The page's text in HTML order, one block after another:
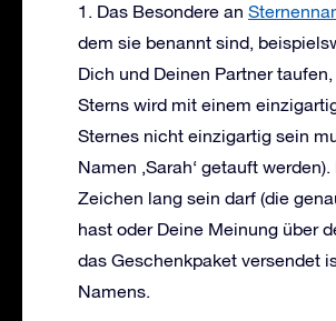
1. Das Besondere an
dem sie benannt sind,
Dich und Deinen Partner
Sterns wird mit einem
Sternes nicht einzigartig sein
Namen ‚Sarah‘ getauft
Zeichen lang sein darf (die
hast oder Deine Meinung über
das Geschenkpaket versendet
Namens.